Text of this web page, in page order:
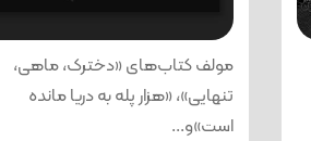
مولف کتاب‌های «دخترک، ماهی،
تنهایی»، «هزار پله به دریا مانده
است»و...